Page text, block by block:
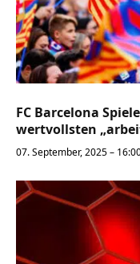
FC Barcelona
wertvollsten
07. September, 2025 –